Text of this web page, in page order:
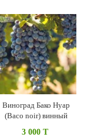
Виноград Бако Нуар
(Baco noir) винный
3 000 T